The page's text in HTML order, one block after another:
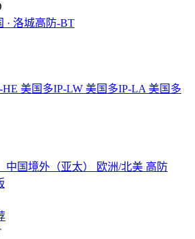
· 洛城高防-BT
HE 美国多IP-LW 美国多IP-LA 美国多
中国境外（亚太） 欧洲/北美 高防